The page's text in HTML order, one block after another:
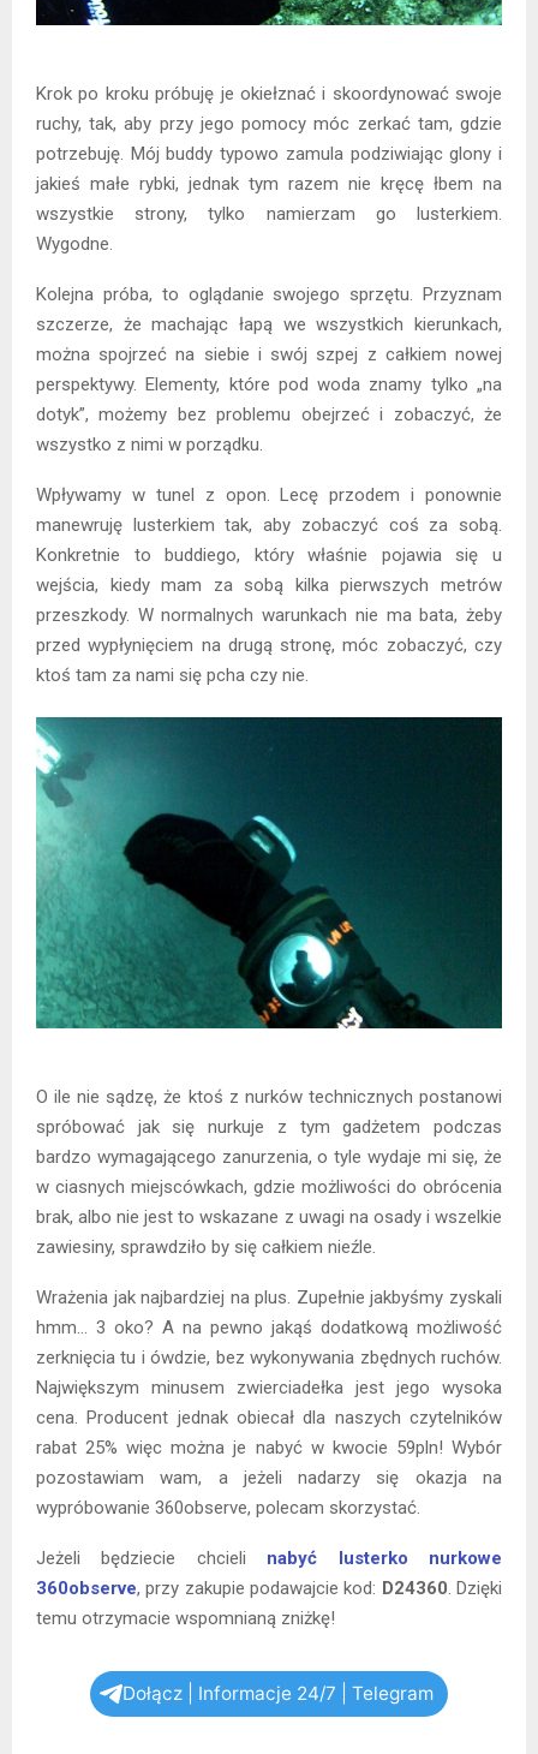
Krok po kroku próbuję je okiełznać i skoordynować swoje
ruchy, tak, aby przy jego pomocy móc zerkać tam, gdzie
potrzebuję. Mój buddy typowo zamula podziwiając glony i
jakieś małe rybki, jednak tym razem nie kręcę łbem na
wszystkie strony, tylko namierzam go lusterkiem.
Wygodne.
Kolejna próba, to oglądanie swojego sprzętu. Przyznam
szczerze, że machając łapą we wszystkich kierunkach,
można spojrzeć na siebie i swój szpej z całkiem nowej
perspektywy. Elementy, które pod woda znamy tylko „na
dotyk”, możemy bez problemu obejrzeć i zobaczyć, że
wszystko z nimi w porządku.
Wpływamy w tunel z opon. Lecę przodem i ponownie
manewruję lusterkiem tak, aby zobaczyć coś za sobą.
Konkretnie to buddiego, który właśnie pojawia się u
wejścia, kiedy mam za sobą kilka pierwszych metrów
przeszkody. W normalnych warunkach nie ma bata, żeby
przed wypłynięciem na drugą stronę, móc zobaczyć, czy
ktoś tam za nami się pcha czy nie.
O ile nie sądzę, że ktoś z nurków technicznych postanowi
spróbować jak się nurkuje z tym gadżetem podczas
bardzo wymagającego zanurzenia, o tyle wydaje mi się, że
w ciasnych miejscówkach, gdzie możliwości do obrócenia
brak, albo nie jest to wskazane z uwagi na osady i wszelkie
zawiesiny, sprawdziło by się całkiem nieźle.
Wrażenia jak najbardziej na plus. Zupełnie jakbyśmy zyskali
hmm… 3 oko? A na pewno jakąś dodatkową możliwość
zerknięcia tu i ówdzie, bez wykonywania zbędnych ruchów.
Największym minusem zwierciadełka jest jego wysoka
cena. Producent jednak obiecał dla naszych czytelników
rabat 25% więc można je nabyć w kwocie 59pln! Wybór
pozostawiam wam, a jeżeli nadarzy się okazja na
wypróbowanie 360observe, polecam skorzystać.
Jeżeli będziecie chcieli nabyć lusterko nurkowe
360observe, przy zakupie podawajcie kod: D24360. Dzięki
temu otrzymacie wspomnianą zniżkę!
Dołącz | Informacje 24/7 | Telegram